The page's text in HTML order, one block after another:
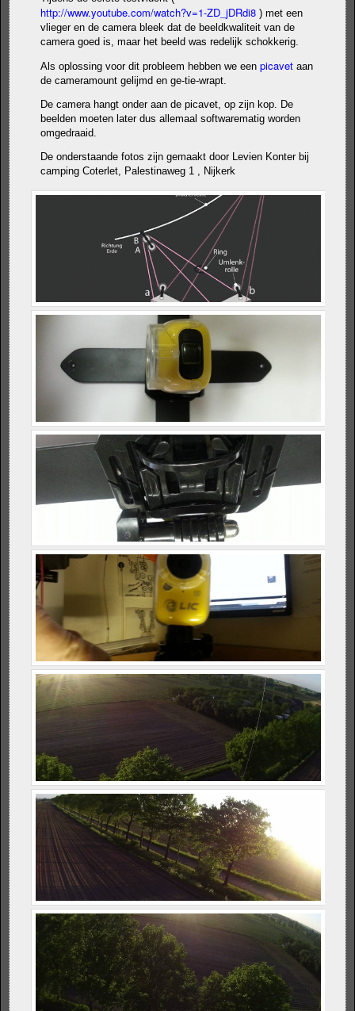
http://www.youtube.com/watch?v=1-ZD_jDRdi8 ) met een
vlieger en de camera bleek dat de beeldkwaliteit van de
camera goed is, maar het beeld was redelijk schokkerig.
Als oplossing voor dit probleem hebben we een picavet aan
de cameramount gelijmd en ge-tie-wrapt.
De camera hangt onder aan de picavet, op zijn kop. De
beelden moeten later dus allemaal softwarematig worden
omgedraaid.
De onderstaande fotos zijn gemaakt door Levien Konter bij
camping Coterlet, Palestinaweg 1 , Nijkerk